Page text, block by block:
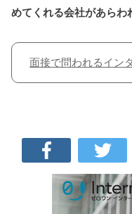
めてくれる会社があらわ
面接で問われるイン